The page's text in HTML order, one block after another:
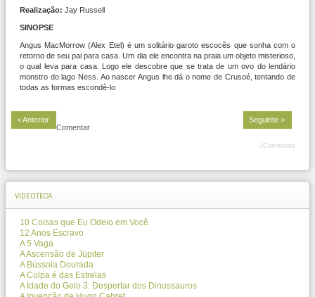
Realização: Jay Russell
SINOPSE
Angus MacMorrow (Alex Etel) é um solitário garoto escocês que sonha com o
retorno de seu pai para casa. Um dia ele encontra na praia um objeto misterioso,
o qual leva para casa. Logo ele descobre que se trata de um ovo do lendário
monstro do lago Ness. Ao nascer Angus lhe dá o nome de Crusoé, tentando de
todas as formas escondê-lo
< Anterior
Seguinte >
Comentar
JComments
VIDEOTECA
10 Coisas que Eu Odeio em Você
12 Anos Escravo
A 5 Vaga
A Ascensão de Júpiter
A Bússola Dourada
A Culpa é das Estrelas
A Idade do Gelo 3: Despertar dos Dinossauros